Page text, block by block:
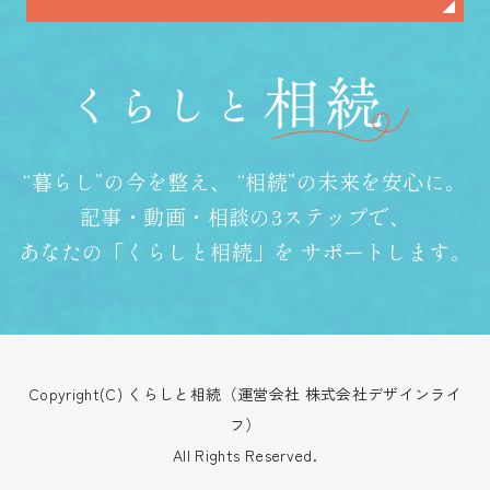
“暮らし”の今を整え、
“相続”の未来を安心に。
記事・動画・相談の3ステップで、
あなたの「くらしと相続」を サポートします。
Copyright(C) くらしと相続（運営会社 株式会社デザインライ
フ）
All Rights Reserved.